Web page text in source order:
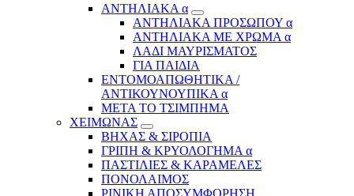
ΑΝΤΗΛΙΑΚΑ α
ΑΝΤΗΛΙΑΚΑ ΠΡΟΣΩΠΟΥ α
ΑΝΤΗΛΙΑΚΑ ΜΕ ΧΡΩΜΑ α
ΛΑΔΙ ΜΑΥΡΙΣΜΑΤΟΣ
ΓΙΑ ΠΑΙΔΙΑ
ΕΝΤΟΜΟΑΠΩΘΗΤΙΚΑ /
ΑΝΤΙΚΟΥΝΟΥΠΙΚΑ α
ΜΕΤΑ ΤΟ ΤΣΙΜΠΗΜΑ
ΧΕΙΜΩΝΑΣ
ΒΗΧΑΣ & ΣΙΡΟΠΙΑ
ΓΡΙΠΗ & ΚΡΥΟΛΟΓΗΜΑ α
ΠΑΣΤΙΛΙΕΣ & ΚΑΡΑΜΕΛΕΣ
ΠΟΝΟΛΑΙΜΟΣ
ΡΙΝΙΚΗ ΑΠΟΣΥΜΦΟΡΗΣΗ